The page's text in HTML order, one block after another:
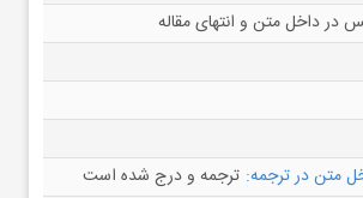
در داخل متن و انتهای مقاله
متن در ترجمه: ترجمه و درج شده است